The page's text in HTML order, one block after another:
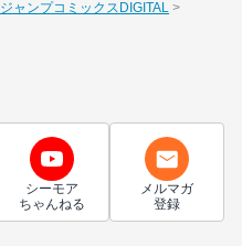
ジャンプコミックスDIGITAL
シーモア
ちゃんねる
メルマガ
登録